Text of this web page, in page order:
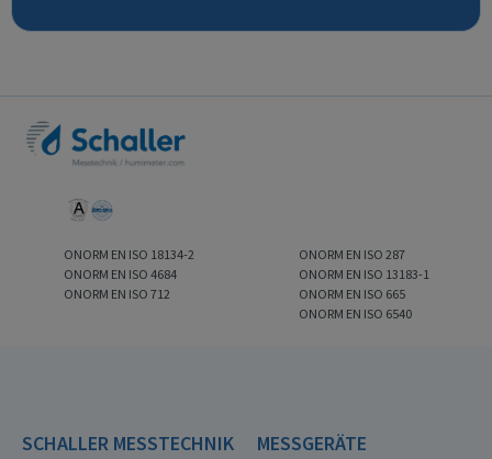
ONORM EN ISO 18134-2
ONORM EN ISO 4684
ONORM EN ISO 712
ONORM EN ISO 287
ONORM EN ISO 13183-1
ONORM EN ISO 665
ONORM EN ISO 6540
SCHALLER MESSTECHNIK MESSGERÄTE